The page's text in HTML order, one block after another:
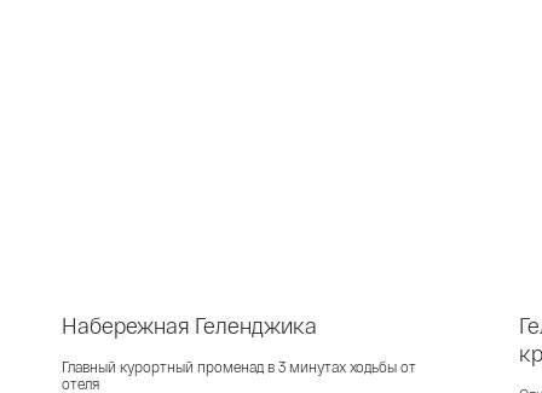
Набережная Геленджика
Главный курортный променад в 3 минутах ходьбы от
отеля